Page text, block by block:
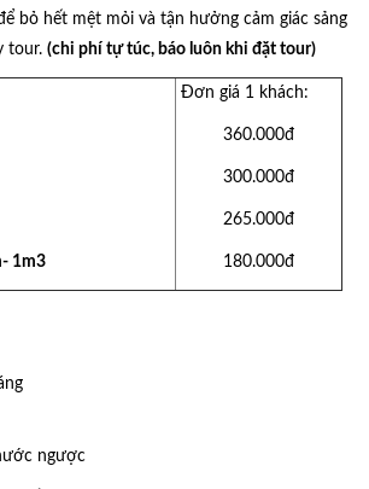
bỏ hết mệt mỏi và tận hưởng cảm giác sảng
tour. (chi phí tự túc, báo luôn khi đặt tour)
1m3
Đơn giá 1 khách:
360.000đ
300.000đ
265.000đ
180.000đ
ngược